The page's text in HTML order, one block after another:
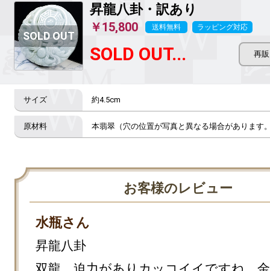
昇龍八卦・訳あり
￥15,800 送料無料 ラッピング対応
SOLD OUT...
約4.5cm
本翡翠（穴の位置が写真と異なる場合があります
お客様のレビュー
水瓶さん
昇龍八卦